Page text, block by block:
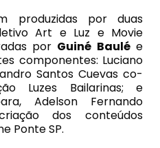
produzidas por duas
Art e Luz e Movie
por Guiné Baulée
componentes: Luciano
Santos Cuevas co-
Luzes Bailarinas; e
Adelson Fernando
dos conteúdos
Ponte SP.